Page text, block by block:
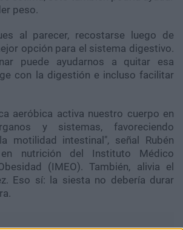
peso.
al parecer, recostarse luego de
opción para el sistema digestivo.
puede ayudarnos a quitar esa
con la digestión e incluso facilitar
aeróbica activa nuestro cuerpo en
y sistemas, favoreciendo
motilidad intestinal", señal Rubén
nutrición del Instituto Médico
(IMEO). También, alivia el
Eso sí: la siesta no debería durar